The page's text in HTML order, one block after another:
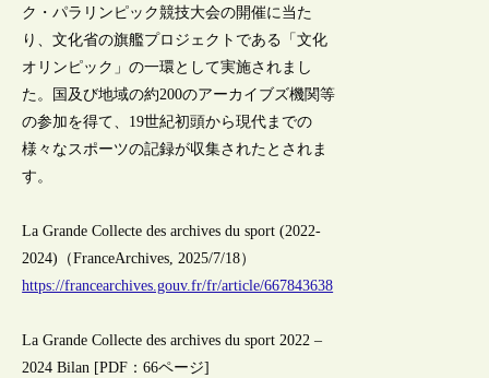
ク・パラリンピック競技大会の開催に当た
り、文化省の旗艦プロジェクトである「文化
オリンピック」の一環として実施されまし
た。国及び地域の約200のアーカイブズ機関等
の参加を得て、19世紀初頭から現代までの
様々なスポーツの記録が収集されたとされま
す。
La Grande Collecte des archives du sport (2022-
2024)（FranceArchives, 2025/7/18）
https://francearchives.gouv.fr/fr/article/667843638
La Grande Collecte des archives du sport 2022 –
2024 Bilan [PDF：66ページ]